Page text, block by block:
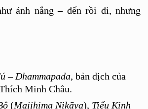
ánh nắng – đến rồi đi, nhưng
– Dhammapada, bản dịch của
Minh Châu.
(Majjhima Nikāya), Tiểu Kinh